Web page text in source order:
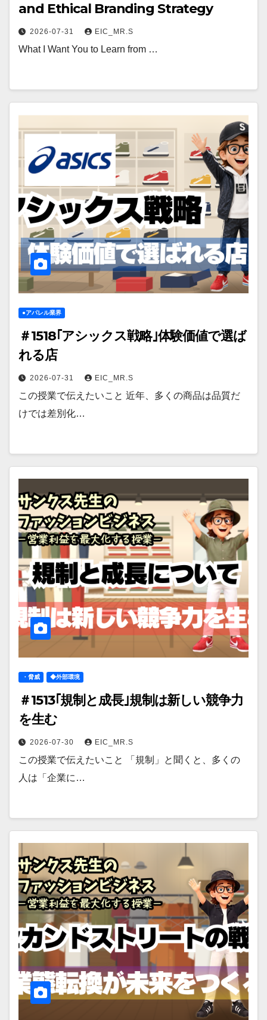
and Ethical Branding Strategy
2026-07-31 EIC_MR.S
What I Want You to Learn from …
●アパレル業界
＃1518｢アシックス戦略｣体験価値で選ば
れる店
2026-07-31 EIC_MR.S
この授業で伝えたいこと 近年、多くの商品は品質だ
けでは差別化…
・脅威 ◆外部環境
＃1513｢規制と成長｣規制は新しい競争力
を生む
2026-07-30 EIC_MR.S
この授業で伝えたいこと 「規制」と聞くと、多くの
人は「企業に…